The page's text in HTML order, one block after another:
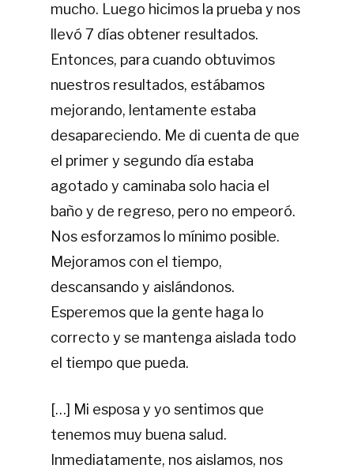
mucho. Luego hicimos la prueba y nos
llevó 7 días obtener resultados.
Entonces, para cuando obtuvimos
nuestros resultados, estábamos
mejorando, lentamente estaba
desapareciendo. Me di cuenta de que
el primer y segundo día estaba
agotado y caminaba solo hacia el
baño y de regreso, pero no empeoró.
Nos esforzamos lo mínimo posible.
Mejoramos con el tiempo,
descansando y aislándonos.
Esperemos que la gente haga lo
correcto y se mantenga aislada todo
el tiempo que pueda.
[…] Mi esposa y yo sentimos que
tenemos muy buena salud.
Inmediatamente, nos aislamos, nos